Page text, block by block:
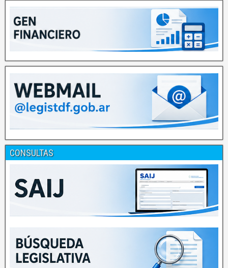
CONSULTAS